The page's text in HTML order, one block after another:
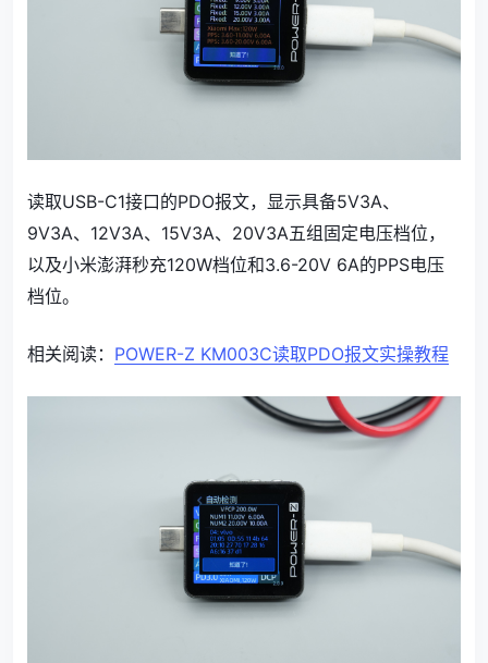
读取USB-C1接口的PDO报文，显示具备5V3A、
9V3A、12V3A、15V3A、20V3A五组固定电压档位，
以及小米澎湃秒充120W档位和3.6-20V 6A的PPS电压
档位。
相关阅读： POWER-Z KM003C读取PDO报文实操教程